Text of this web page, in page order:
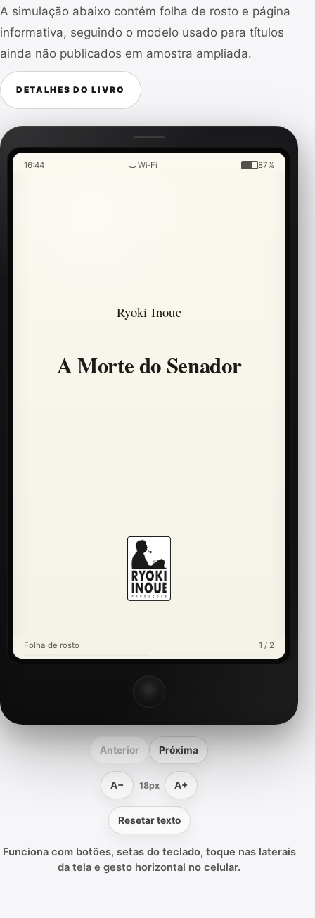
16:44 Wi‑Fi 87%
Ryoki Inoue
A Morte do Senador
Folha de rosto 1 / 2
Anterior Próxima
A− 18px A+
Resetar texto
Funciona com botões, setas do teclado, toque nas laterais
da tela e gesto horizontal no celular.
A simulação abaixo contém folha de rosto e página
informativa, seguindo o modelo usado para títulos
ainda não publicados em amostra ampliada.
DETALHES DO LIVRO